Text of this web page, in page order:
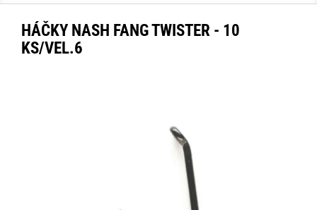
HÁČKY NASH FANG TWISTER - 10
KS/VEL.6